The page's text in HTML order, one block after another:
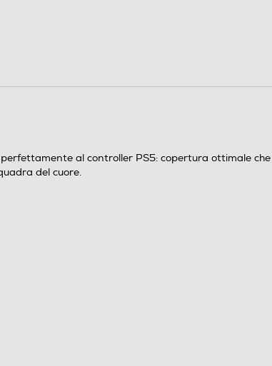
al controller PS5: copertura ottimale
del cuore.